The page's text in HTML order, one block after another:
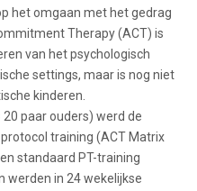
het omgaan met het gedrag
Therapy (ACT) is
van het psychologisch
settings, maar is nog niet
kinderen.
20 paar ouders) werd de
training (ACT Matrix
standaard PT-training
werden in 24 wekelijkse